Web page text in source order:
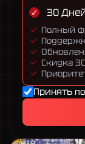
30
Полный
Скидка
Принять